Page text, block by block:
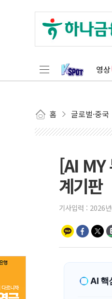
영상
홈 글로벌·중국
[AI MY
계기판
기사입력 : 2026
AI 핵